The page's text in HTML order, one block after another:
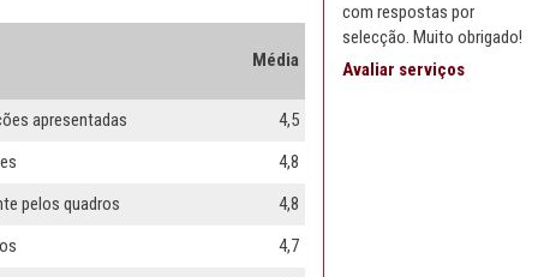
com respostas por
selecção. Muito obrigado!
Avaliar serviços
Média
apresentadas
4,5
4,8
pelos quadros
4,8
4,7